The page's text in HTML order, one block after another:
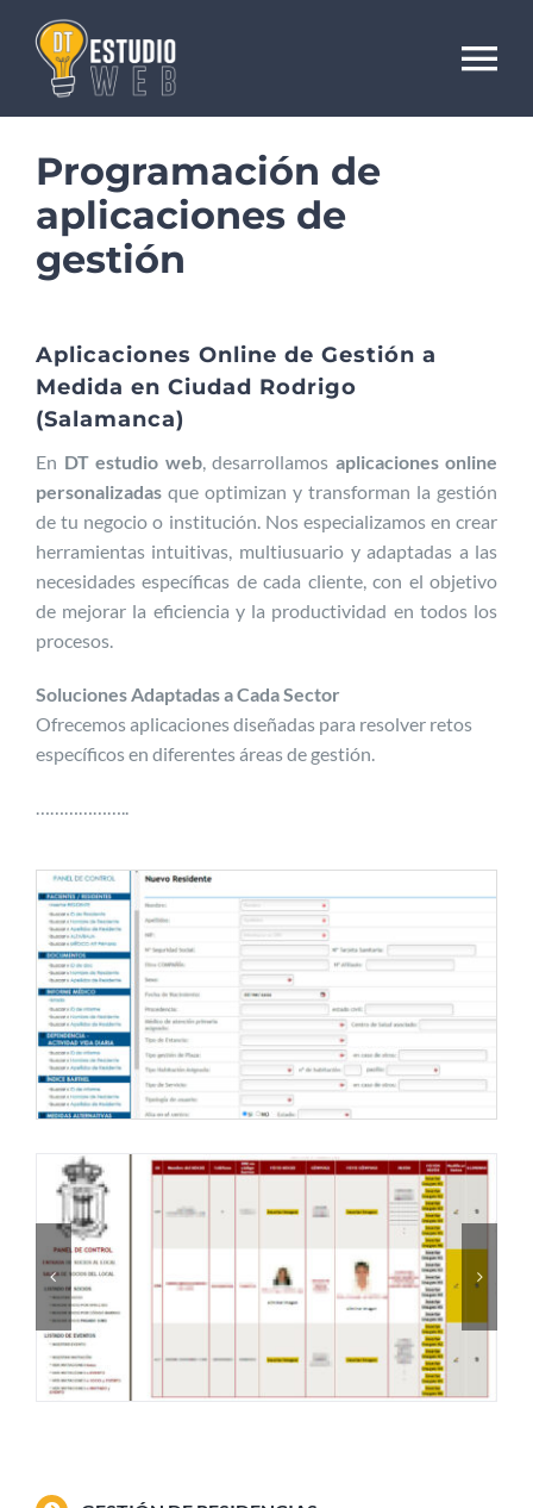
contenido
Contacto
Comercio electrónico
Diseño gráfico e impresión
Desarrollo de APPs
Programación
Programación de
aplicaciones de
gestión
Aplicaciones Online de Gestión a
Medida en Ciudad Rodrigo
(Salamanca)
En DT estudio web, desarrollamos aplicaciones online
personalizadasque optimizan y transforman la gestión
de tu negocio o institución. Nos especializamos en crear
herramientas intuitivas, multiusuario y adaptadas a las
necesidades específicas de cada cliente, con el objetivo
de mejorar la eficiencia y la productividad en todos los
procesos.
Soluciones Adaptadas a Cada Sector
Ofrecemos aplicaciones diseñadas para resolver retos
específicos en diferentes áreas de gestión.
………………..